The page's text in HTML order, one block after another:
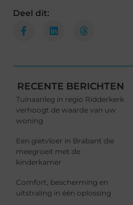
Deel dit:
RECENTE BERICHTEN
Tuinaanleg in regio Ridderkerk
verhoogt de waarde van uw
woning
Een gietvloer in Brabant die
meegroeit met de
kinderkamer
Comfort, bescherming en
uitstraling in één oplossing